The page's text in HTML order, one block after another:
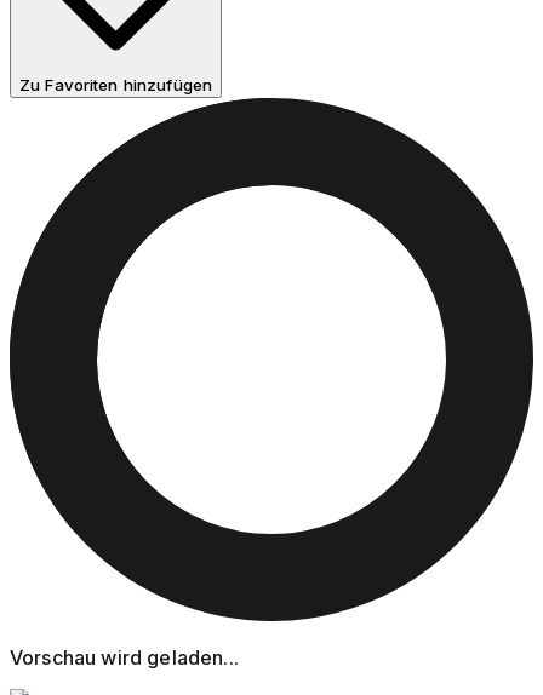
Zu Favoriten hinzufügen
Vorschau wird geladen...